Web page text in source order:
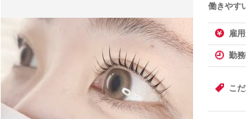
働きやす
雇
勤
こ